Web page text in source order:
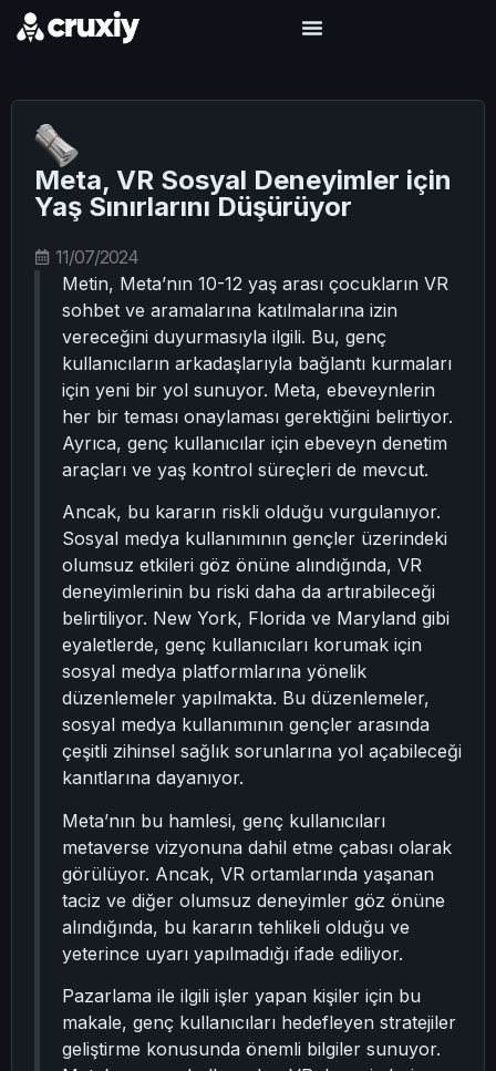
Meta, VR Sosyal Deneyimler için
Yaş Sınırlarını Düşürüyor
11/07/2024
Metin, Meta’nın 10-12 yaş arası çocukların VR
sohbet ve aramalarına katılmalarına izin
vereceğini duyurmasıyla ilgili. Bu, genç
kullanıcıların arkadaşlarıyla bağlantı kurmaları
için yeni bir yol sunuyor. Meta, ebeveynlerin
her bir teması onaylaması gerektiğini belirtiyor.
Ayrıca, genç kullanıcılar için ebeveyn denetim
araçları ve yaş kontrol süreçleri de mevcut.
Ancak, bu kararın riskli olduğu vurgulanıyor.
Sosyal medya kullanımının gençler üzerindeki
olumsuz etkileri göz önüne alındığında, VR
deneyimlerinin bu riski daha da artırabileceği
belirtiliyor. New York, Florida ve Maryland gibi
eyaletlerde, genç kullanıcıları korumak için
sosyal medya platformlarına yönelik
düzenlemeler yapılmakta. Bu düzenlemeler,
sosyal medya kullanımının gençler arasında
çeşitli zihinsel sağlık sorunlarına yol açabileceği
kanıtlarına dayanıyor.
Meta’nın bu hamlesi, genç kullanıcıları
metaverse vizyonuna dahil etme çabası olarak
görülüyor. Ancak, VR ortamlarında yaşanan
taciz ve diğer olumsuz deneyimler göz önüne
alındığında, bu kararın tehlikeli olduğu ve
yeterince uyarı yapılmadığı ifade ediliyor.
Pazarlama ile ilgili işler yapan kişiler için bu
makale, genç kullanıcıları hedefleyen stratejiler
geliştirme konusunda önemli bilgiler sunuyor.